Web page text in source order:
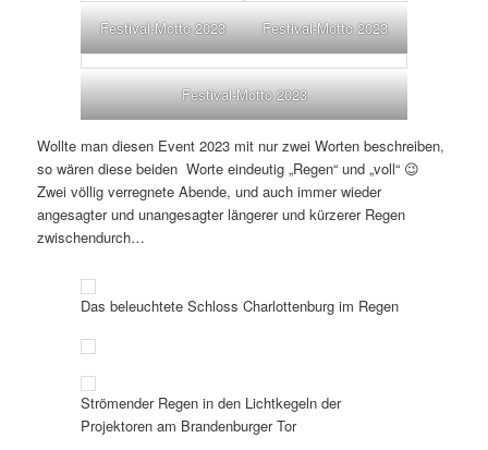
Festival-Motto 2023 Festival-Motto 2023
Festival-Motto 2023
Wollte man diesen Event 2023 mit nur zwei Worten beschreiben,
so wären diese beiden Worte eindeutig „Regen“ und „voll“ 😉
Zwei völlig verregnete Abende, und auch immer wieder
angesagter und unangesagter längerer und kürzerer Regen
zwischendurch…
Das beleuchtete Schloss Charlottenburg im Regen
Strömender Regen in den Lichtkegeln der
Projektoren am Brandenburger Tor